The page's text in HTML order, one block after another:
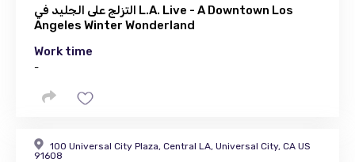
التزلج على الجليد في L.A. Live - A Downtown Los
Angeles Winter Wonderland
Work time
-
100 Universal City Plaza, Central LA, Universal City, CA US
91608